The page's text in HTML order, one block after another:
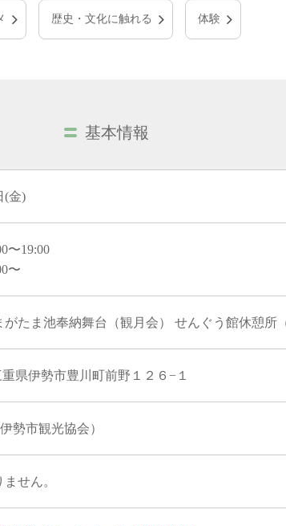
歴史・文化に触れる 体験
基本情報
(金)
〜19:00
〜
たま池奉納舞台（観月会） せんぐう館休憩所
県伊勢市豊川町前野１２６−１
勢市観光協会）
せん。